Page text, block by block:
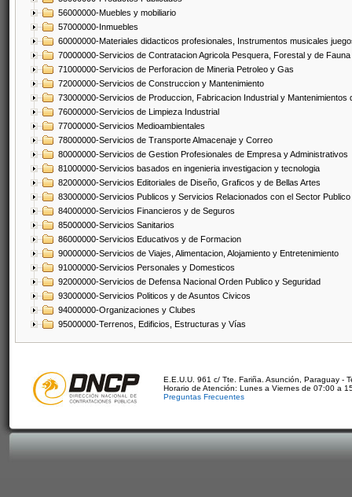
56000000-Muebles y mobiliario
57000000-Inmuebles
60000000-Materiales didacticos profesionales, Instrumentos musicales
70000000-Servicios de Contratacion Agricola Pesquera, Forestal y de Fauna
71000000-Servicios de Perforacion de Mineria Petroleo y Gas
72000000-Servicios de Construccion y Mantenimiento
73000000-Servicios de Produccion, Fabricacion Industrial y Mantenimientos
76000000-Servicios de Limpieza Industrial
77000000-Servicios Medioambientales
78000000-Servicios de Transporte Almacenaje y Correo
80000000-Servicios de Gestion Profesionales de Empresa y Administrativos
81000000-Servicios basados en ingenieria investigacion y tecnologia
82000000-Servicios Editoriales de Diseño, Graficos y de Bellas Artes
83000000-Servicios Publicos y Servicios Relacionados con el Sector Publico
84000000-Servicios Financieros y de Seguros
85000000-Servicios Sanitarios
86000000-Servicios Educativos y de Formacion
90000000-Servicios de Viajes, Alimentacion, Alojamiento y Entretenimiento
91000000-Servicios Personales y Domesticos
92000000-Servicios de Defensa Nacional Orden Publico y Seguridad
93000000-Servicios Politicos y de Asuntos Civicos
94000000-Organizaciones y Clubes
95000000-Terrenos, Edificios, Estructuras y Vías
E.E.U.U. 961 c/ Tte. Fariña. Asunción, Paraguay -
Horario de Atención: Lunes a Viernes de 07:00 a
Preguntas Frecuentes